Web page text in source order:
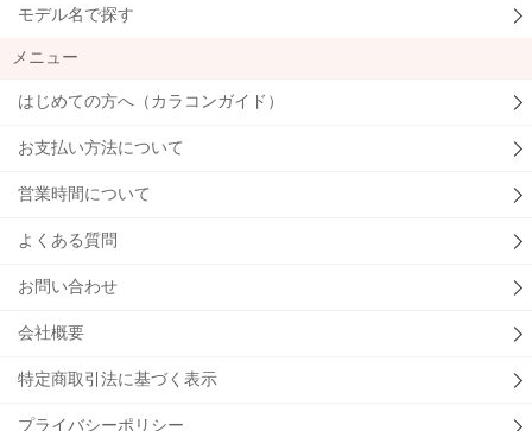
モデル名で探す
メニュー
はじめての方へ（カラコンガイド）
お支払い方法について
営業時間について
よくある質問
お問い合わせ
会社概要
特定商取引法に基づく表示
プライバシーポリシー